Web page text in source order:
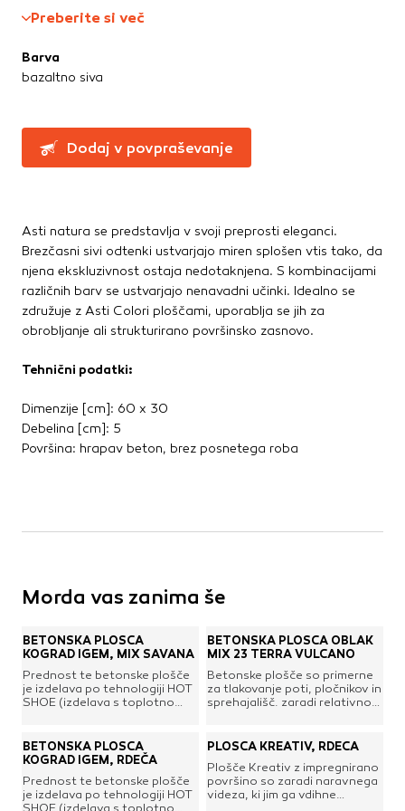
Preberite si več
Barva
bazaltno siva
Dodaj v povpraševanje
Asti natura se predstavlja v svoji preprosti eleganci.
Brezčasni sivi odtenki ustvarjajo miren splošen vtis tako, da
njena ekskluzivnost ostaja nedotaknjena. S kombinacijami
različnih barv se ustvarjajo nenavadni učinki. Idealno se
združuje z Asti Colori ploščami, uporablja se jih za
obrobljanje ali strukturirano površinsko zasnovo.
Tehnični podatki:
Dimenzije [cm]: 60 x 30
Debelina [cm]: 5
Površina: hrapav beton, brez posnetega roba
Morda vas zanima še
BETONSKA PLOŠČA
KOGRAD IGEM, MIX SAVANA
Prednost te betonske plošče
je izdelava po tehnologiji HOT
SHOE (izdelava s toplotno
prinaša:višjo
kakovost,povečano
obstojnost in intenzivnost
barv,zaradi enotnejše
strukture je zgornja površina
BETONSKA PLOŠČA OBLAK
MIX 23 TERRA VULCANO
Betonske plošče so primerne
za tlakovanje poti, pločnikov in
sprehajališč. zaradi relativno
balkonov. Odporne so na mraz
ob prisotnosti soli saj so že v
samem procesu tehnologije
globinsko impregnirane, kar
pomeni, da se lažje čistijo in
BETONSKA PLOŠČA
KOGRAD IGEM, RDEČA
Prednost te betonske plošče
je izdelava po tehnologiji HOT
PLOŠČA KREATIV, RDEČA
Plošče Kreativ z impregnirano
površino so zaradi naravnega
videza, ki jim ga vdihne
Partnerska oglaševalska podjetja jih lahko uporabljajo za
prikazovanje ustreznih oglasov na drugih spletnih mestih.
Pri delu uporabljajo edinstveno prepoznavanje vašega
ne boste deležni našega ciljnega spletnega oglaševanja.
DOVOLI VSE